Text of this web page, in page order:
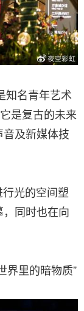
名青年艺术
是复古的未来
及新媒体技
光的空间塑
同时也在向
里的暗物质”